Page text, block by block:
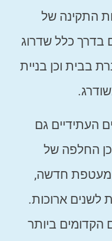
התקינה של
בדרך כלל שדרוג
בבית וכן בניית
העתידיים גם
החלפה של
מעטפת חדשה,
לשנים ארוכות.
הקדומים ביותר